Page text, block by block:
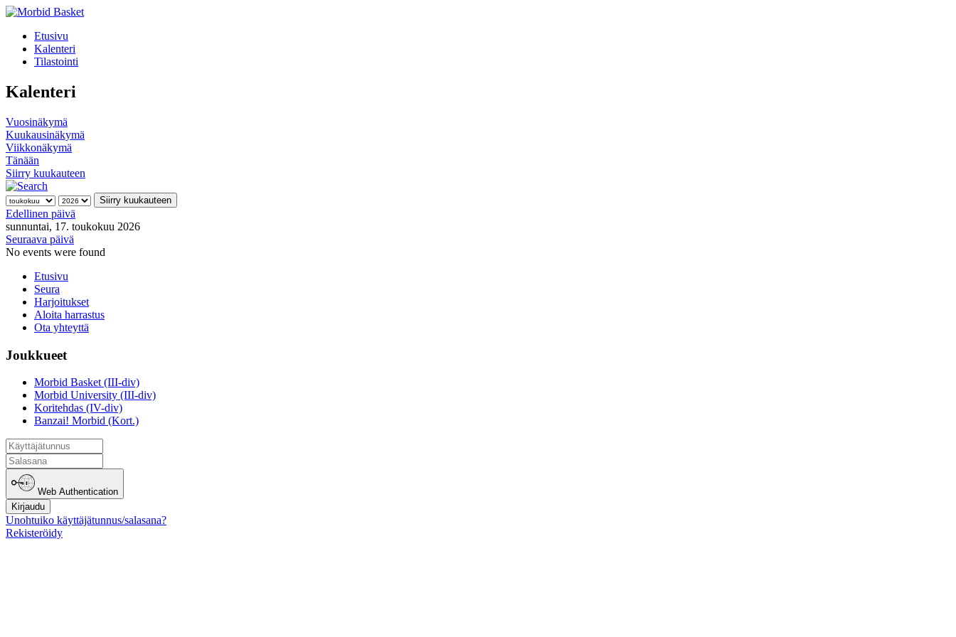
Etusivu
Kalenteri
Tilastointi
Kalenteri
Vuosinäkymä
Kuukausinäkymä
Viikkonäkymä
Tänään
Siirry kuukauteen
Siirry kuukauteen
Edellinen päivä
sunnuntai, 17. toukokuu 2026
Seuraava päivä
No events were found
Etusivu
Seura
Harjoitukset
Aloita harrastus
Ota yhteyttä
Joukkueet
Morbid Basket (III-div)
Morbid University (III-div)
Koritehdas (IV-div)
Banzai! Morbid (Kort.)
Web Authentication
Kirjaudu
Unohtuiko käyttäjätunnus/salasana?
Rekisteröidy